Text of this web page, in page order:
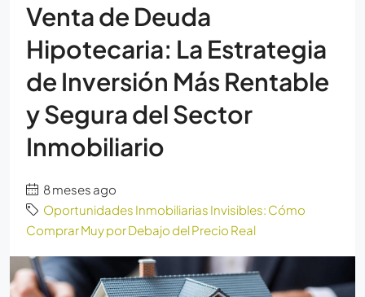
Venta de Deuda
Hipotecaria: La Estrategia
de Inversión Más Rentable
y Segura del Sector
Inmobiliario
8 meses ago
Oportunidades Inmobiliarias Invisibles: Cómo
Comprar Muy por Debajo del Precio Real